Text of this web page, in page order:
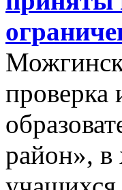
проверка
район», в